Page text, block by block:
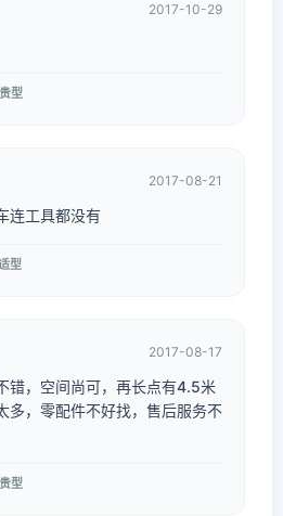
2017-10-29
型
2017-08-21
连工具都没有
型
2017-08-17
错，空间尚可，再长点有4.5米
多，零配件不好找，售后服务不
型